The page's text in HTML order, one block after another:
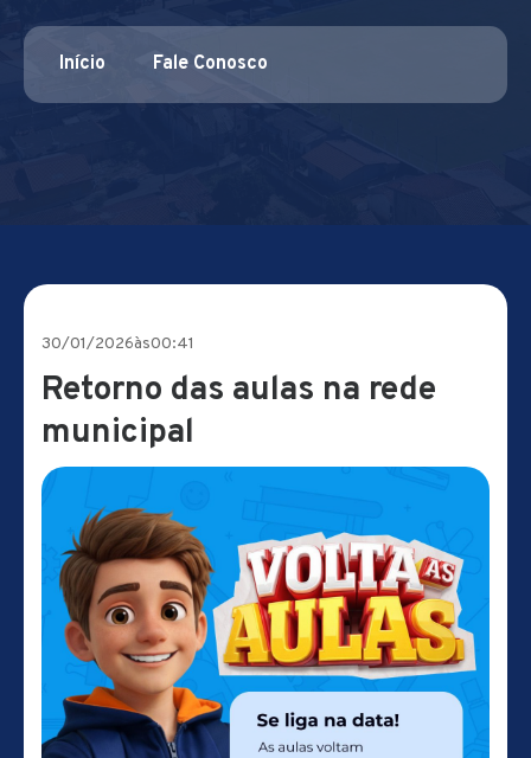
Início Fale Conosco
30/01/2026às00:41
Retorno das aulas na rede
municipal